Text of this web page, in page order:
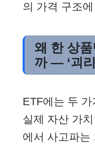
의 가격 구조
왜 한 상
까 — ‘괴리
ETF에는 두
실제 자산 가
에서 사고파는